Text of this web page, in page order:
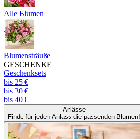
Alle Blumen
Blumensträuße
GESCHENKE
Geschenksets
bis 25 €
bis 30 €
bis 40 €
Anlässe
Finde für jeden Anlass die passenden Blumen!